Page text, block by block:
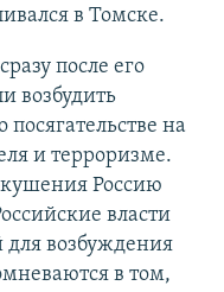
в Томске.
после его
возбудить
посягательстве на
и терроризме.
Россию
власти
для возбуждения
в том,